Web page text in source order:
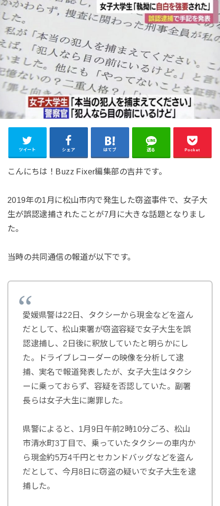
ツイート シェア はてブ 送る Pocket
こんにちは！Buzz Fixer編集部の吉井です。
2019年の1月に松山市内で発生した窃盗事件で、女子大
生が誤認逮捕されたことが7月に大きな話題となりまし
た。
当時の共同通信の報道が以下です。
愛媛県警は22日、タクシーから現金などを盗ん
だとして、松山東署が窃盗容疑で女子大生を誤
認逮捕し、2日後に釈放していたと明らかにし
た。ドライブレコーダーの映像を分析して逮
捕、実名で報道発表したが、女子大生はタクシ
ーに乗っておらず、容疑を否認していた。副署
長らは女子大生に謝罪した。
県警によると、1月9日午前2時10分ごろ、松山
市清水町3丁目で、乗っていたタクシーの車内か
ら現金約5万4千円とセカンドバッグなどを盗ん
だとして、今月8日に窃盗の疑いで女子大生を逮
捕した。